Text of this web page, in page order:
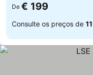
De € 199
Consulte os preços de